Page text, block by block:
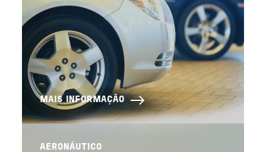
MAIS INFORMAÇÃO
AERONÁUTICO